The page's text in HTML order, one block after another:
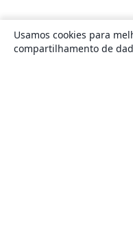
Usamos cookies para
compartilhamento de